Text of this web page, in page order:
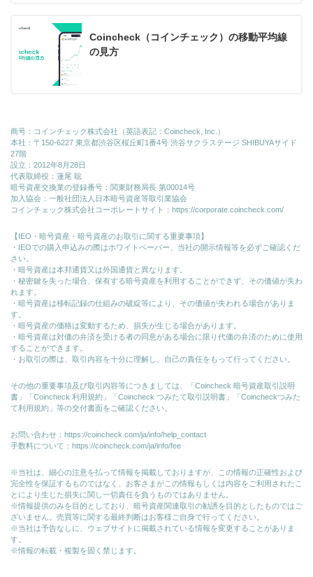
Coincheck（コインチェック）の移動平均線
の見方
商号：コインチェック株式会社（英語表記：Coincheck, Inc.）
本社：〒150-6227 東京都渋谷区桜丘町1番4号 渋谷サクラステージ SHIBUYAサイド
27階
設立：2012年8月28日
代表取締役：蓮尾 聡
暗号資産交換業の登録番号：関東財務局長 第00014号
加入協会：一般社団法人日本暗号資産等取引業協会
コインチェック株式会社コーポレートサイト： https://corporate.coincheck.com/
【IEO・暗号資産・暗号資産のお取引に関する重要事項】
・IEOでの購入申込みの際はホワイトペーパー、当社の開示情報等を必ずご確認くだ
さい。
・暗号資産は本邦通貨又は外国通貨と異なります。
・秘密鍵を失った場合、保有する暗号資産を利用することができず、その価値が失わ
れます。
・暗号資産は移転記録の仕組みの破綻等により、その価値が失われる場合がありま
す。
・暗号資産の価格は変動するため、損失が生じる場合があります。
・暗号資産は対価の弁済を受ける者の同意がある場合に限り代価の弁済のために使⽤
することができます。
・お取引の際は、取引内容を十分に理解し、自己の責任をもって行ってください。
その他の重要事項及び取引内容等につきましては、「Coincheck 暗号資産取引説明
書」「Coincheck 利用規約」「Coincheck つみたて取引説明書」「Coincheckつみた
て利用規約」等の交付書面をご確認ください。
お問い合わせ： https://coincheck.com/ja/info/help_contact
手数料について： https://coincheck.com/ja/info/fee
※当社は、細心の注意を払って情報を掲載しておりますが、この情報の正確性および
完全性を保証するものではなく、お客さまがこの情報もしくは内容をご利用されたこ
とにより生じた損失に関し一切責任を負うものではありません。
※情報提供のみを目的としており、暗号資産関連取引の勧誘を目的としたものではご
ざいません。売買等に関する最終判断はお客様ご自身で行ってください。
※当社は予告なしに、ウェブサイトに掲載されている情報を変更することがありま
す。
※情報の転載・複製を固く禁じます。